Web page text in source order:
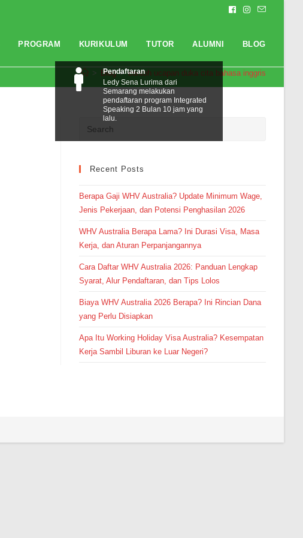
PROGRAM KURIKULUM TUTOR ALUMNI BLOG
> Blog > contoh ucapan duka cita bahasa inggris
Recent Posts
Berapa Gaji WHV Australia? Update Minimum Wage,
Jenis Pekerjaan, dan Potensi Penghasilan 2026
WHV Australia Berapa Lama? Ini Durasi Visa, Masa
Kerja, dan Aturan Perpanjangannya
Cara Daftar WHV Australia 2026: Panduan Lengkap
Syarat, Alur Pendaftaran, dan Tips Lolos
Biaya WHV Australia 2026 Berapa? Ini Rincian Dana
yang Perlu Disiapkan
Apa Itu Working Holiday Visa Australia? Kesempatan
Kerja Sambil Liburan ke Luar Negeri?
Pendaftaran
Ledy Sena Lurima dari
Semarang melakukan
pendaftaran program Integrated
Speaking 2 Bulan 10 jam yang
lalu.